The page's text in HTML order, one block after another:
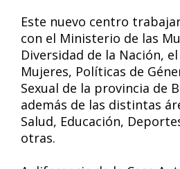
Este nuevo centro
con el Ministerio de las
Diversidad de la Nación,
Mujeres, Políticas de
Sexual de la provincia de
además de las distintas
Salud, Educación,
otras.